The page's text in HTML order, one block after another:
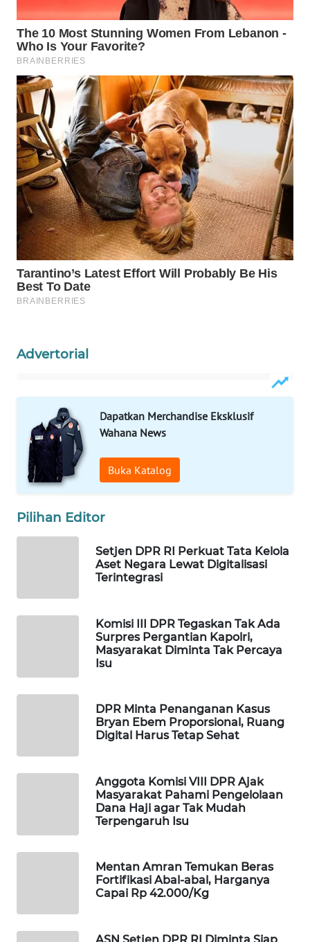
Advertorial
Dapatkan Merchandise Eksklusif
Wahana News
Buka Katalog
Pilihan Editor
Setjen DPR RI Perkuat Tata Kelola
Aset Negara Lewat Digitalisasi
Terintegrasi
Komisi III DPR Tegaskan Tak Ada
Surpres Pergantian Kapolri,
Masyarakat Diminta Tak Percaya
Isu
DPR Minta Penanganan Kasus
Bryan Ebem Proporsional, Ruang
Digital Harus Tetap Sehat
Anggota Komisi VIII DPR Ajak
Masyarakat Pahami Pengelolaan
Dana Haji agar Tak Mudah
Terpengaruh Isu
Mentan Amran Temukan Beras
Fortifikasi Abal-abal, Harganya
Capai Rp 42.000/Kg
Wahana
Media
Group
WAHANA
NEWS
WAHANA
TANI
WAHANA
ADVOKAT
WAHANA
INFRASTRUKTUR
WAHANA
KONSUMEN
LISTRIK
TRAVEL
WAHANA
TV
WAHANANEWS
WAHANANEWS
NET
WAHANA